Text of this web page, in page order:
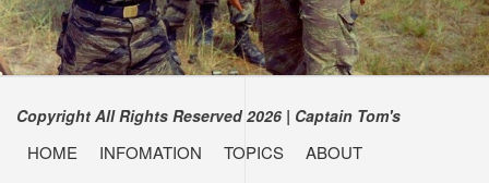
Copyright All Rights Reserved 2026 | Captain Tom's
HOME INFOMATION TOPICS ABOUT